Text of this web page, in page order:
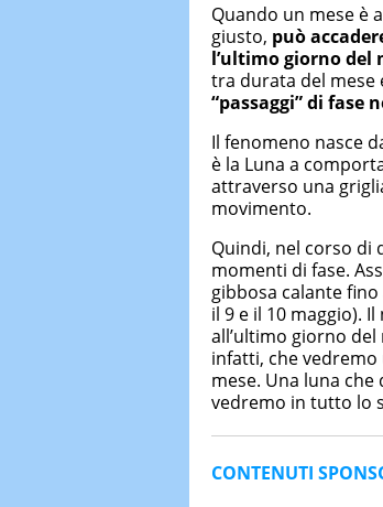
Quando un mese è
giusto, può
l’ultimo giorno del
tra durata del mese
“passaggi” di fase
Il fenomeno nasce
è la Luna a
attraverso una
movimento.
Quindi, nel corso di
momenti di fase.
gibbosa calante
il 9 e il 10 maggio).
all’ultimo giorno
infatti, che vedremo
mese. Una luna
vedremo in tutto lo